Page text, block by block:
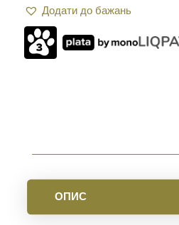
K2
AK
КІЛЬКІСТЬ
Додати до бажань
ОПИС